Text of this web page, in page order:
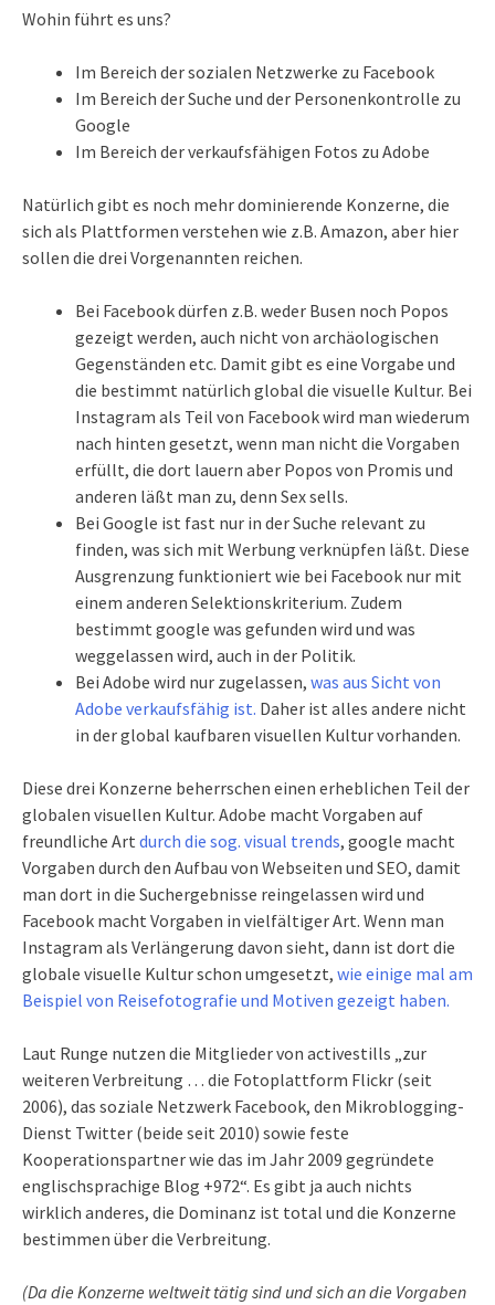
Wohin führt es uns?
Im Bereich der sozialen Netzwerke zu Facebook
Im Bereich der Suche und der Personenkontrolle zu
Google
Im Bereich der verkaufsfähigen Fotos zu Adobe
Natürlich gibt es noch mehr dominierende Konzerne, die
sich als Plattformen verstehen wie z.B. Amazon, aber hier
sollen die drei Vorgenannten reichen.
Bei Facebook dürfen z.B. weder Busen noch Popos
gezeigt werden, auch nicht von archäologischen
Gegenständen etc. Damit gibt es eine Vorgabe und
die bestimmt natürlich global die visuelle Kultur. Bei
Instagram als Teil von Facebook wird man wiederum
nach hinten gesetzt, wenn man nicht die Vorgaben
erfüllt, die dort lauern aber Popos von Promis und
anderen läßt man zu, denn Sex sells.
Bei Google ist fast nur in der Suche relevant zu
finden, was sich mit Werbung verknüpfen läßt. Diese
Ausgrenzung funktioniert wie bei Facebook nur mit
einem anderen Selektionskriterium. Zudem
bestimmt google was gefunden wird und was
weggelassen wird, auch in der Politik.
Bei Adobe wird nur zugelassen, was aus Sicht von
Adobe verkaufsfähig ist. Daher ist alles andere nicht
in der global kaufbaren visuellen Kultur vorhanden.
Diese drei Konzerne beherrschen einen erheblichen Teil der
globalen visuellen Kultur. Adobe macht Vorgaben auf
freundliche Art durch die sog. visual trends, google macht
Vorgaben durch den Aufbau von Webseiten und SEO, damit
man dort in die Suchergebnisse reingelassen wird und
Facebook macht Vorgaben in vielfältiger Art. Wenn man
Instagram als Verlängerung davon sieht, dann ist dort die
globale visuelle Kultur schon umgesetzt, wie einige mal am
Beispiel von Reisefotografie und Motiven gezeigt haben.
Laut Runge nutzen die Mitglieder von activestills „zur
weiteren Verbreitung … die Fotoplattform Flickr (seit
2006), das soziale Netzwerk Facebook, den Mikroblogging-
Dienst Twitter (beide seit 2010) sowie feste
Kooperationspartner wie das im Jahr 2009 gegründete
englischsprachige Blog +972“. Es gibt ja auch nichts
wirklich anderes, die Dominanz ist total und die Konzerne
bestimmen über die Verbreitung.
(Da die Konzerne weltweit tätig sind und sich an die Vorgaben